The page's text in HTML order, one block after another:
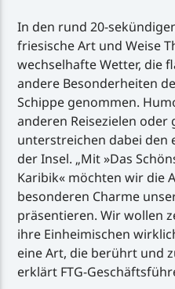
In den rund 20-
friesische Art und Weise
wechselhafte Wetter, die
andere Besonderheiten
Schippe genommen.
anderen Reisezielen oder
unterstreichen dabei den
der Insel. „Mit »Das
Karibik« möchten wir die
besonderen Charme
präsentieren. Wir wollen
ihre Einheimischen
eine Art, die berührt und
erklärt FTG-